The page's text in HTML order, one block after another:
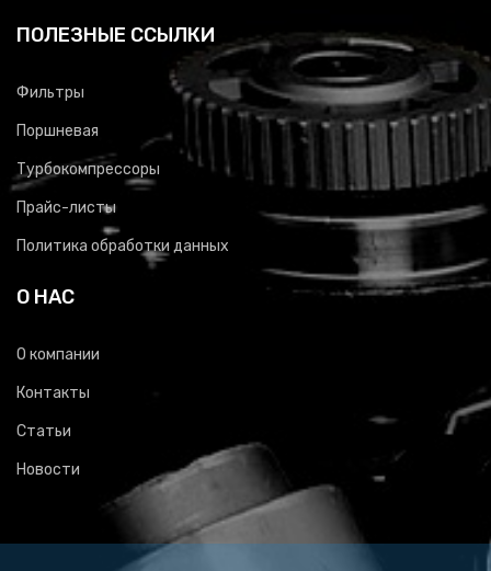
ПОЛЕЗНЫЕ ССЫЛКИ
Фильтры
Поршневая
Турбокомпрессоры
Прайс-листы
Политика обработки данных
О НАС
О компании
Контакты
Статьи
Новости